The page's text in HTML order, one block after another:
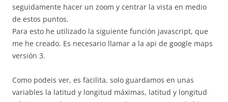
seguidamente hacer un zoom y centrar la vista en medio
de estos puntos.
Para esto he utilizado la siguiente función javascript, que
me he creado. Es necesario llamar a la api de google maps
versión 3.
Como podeis ver, es facilita, solo guardamos en unas
variables la latitud y longitud máximas, latitud y longitud